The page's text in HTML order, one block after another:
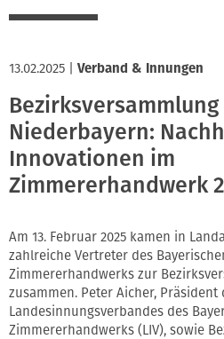
13.02.2025 Verband & Innungen
Bezirksversammlung
Niederbayern:
Innovationen im
Zimmererhandwerk
Am 13. Februar 2025 kamen in
zahlreiche Vertreter des
Zimmererhandwerks zur
zusammen. Peter Aicher, Präsident
Landesinnungsverbandes des
Zimmererhandwerks (LIV), sowie